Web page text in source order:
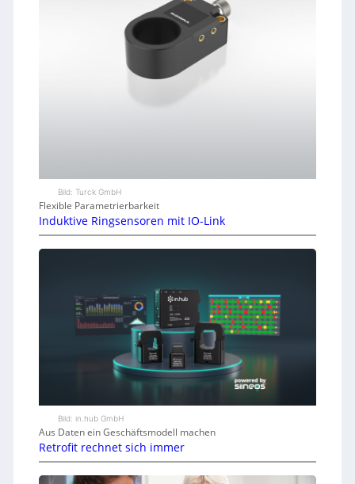
Bild: Turck GmbH
Flexible Parametrierbarkeit
Induktive Ringsensoren mit IO-Link
Bild: in.hub GmbH
Aus Daten ein Geschäftsmodell machen
Retrofit rechnet sich immer